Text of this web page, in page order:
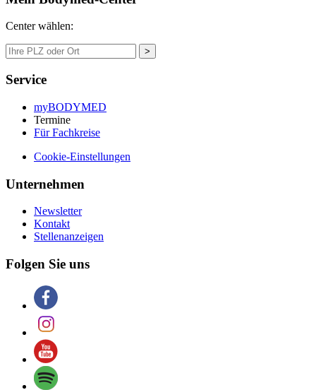
Center wählen:
>
Service
myBODYMED
Termine
Für Fachkreise
Cookie-Einstellungen
Unternehmen
Newsletter
Kontakt
Stellenanzeigen
Folgen Sie uns